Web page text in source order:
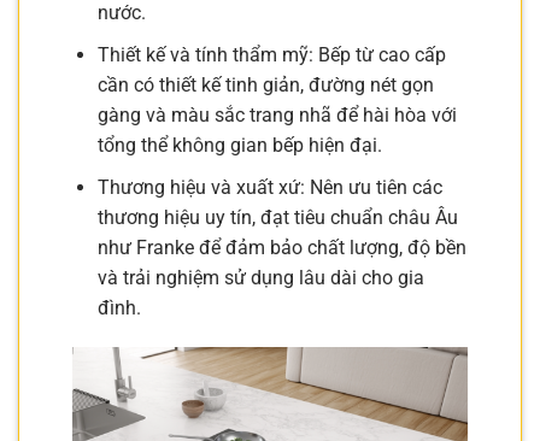
nước.
Thiết kế và tính thẩm mỹ: Bếp từ cao cấp
cần có thiết kế tinh giản, đường nét gọn
gàng và màu sắc trang nhã để hài hòa với
tổng thể không gian bếp hiện đại.
Thương hiệu và xuất xứ: Nên ưu tiên các
thương hiệu uy tín, đạt tiêu chuẩn châu Âu
như Franke để đảm bảo chất lượng, độ bền
và trải nghiệm sử dụng lâu dài cho gia
đình.